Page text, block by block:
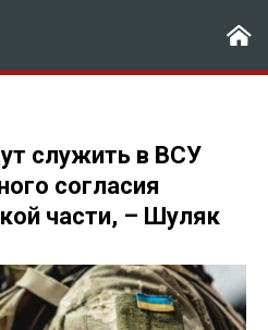
служить в ВСУ
согласия
части, – Шуляк